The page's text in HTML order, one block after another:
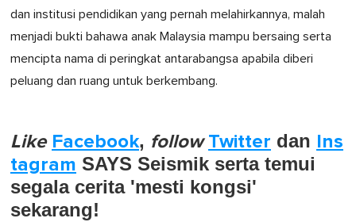
dan institusi pendidikan yang pernah melahirkannya, malah
menjadi bukti bahawa anak Malaysia mampu bersaing serta
mencipta nama di peringkat antarabangsa apabila diberi
peluang dan ruang untuk berkembang.
Like Facebook, follow Twitter dan Ins
tagram SAYS Seismik serta temui
segala cerita 'mesti kongsi'
sekarang!